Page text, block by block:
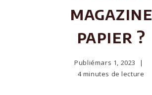
magazine
papier ?
Publiémars 1, 2023
4 minutes de lecture